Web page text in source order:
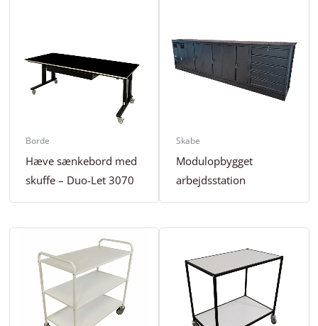
Borde
Hæve sænkebord med
skuffe – Duo-Let 3070
Skabe
Modulopbygget
arbejdsstation